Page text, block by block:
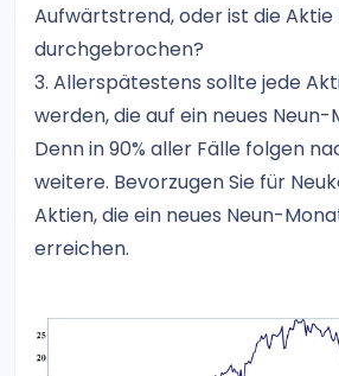
Aufwärtstrend, oder ist die
durchgebrochen?
3. Allerspätestens sollte jede
werden, die auf ein neues
Denn in 90% aller Fälle folgen
weitere. Bevorzugen Sie für
Aktien, die ein neues Neun-
erreichen.